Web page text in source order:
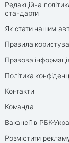
Редакційна
стандарти
Як стати нашим
Правила
Правова
Політика
Контакти
Команда
Вакансії в РБК-
Розмістити